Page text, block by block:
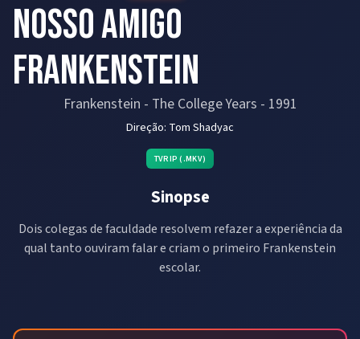
Nosso Amigo
Frankenstein
Frankenstein - The College Years - 1991
Direção: Tom Shadyac
TVRIP (.MKV)
Sinopse
Dois colegas de faculdade resolvem refazer a experiência da
qual tanto ouviram falar e criam o primeiro Frankenstein
escolar.